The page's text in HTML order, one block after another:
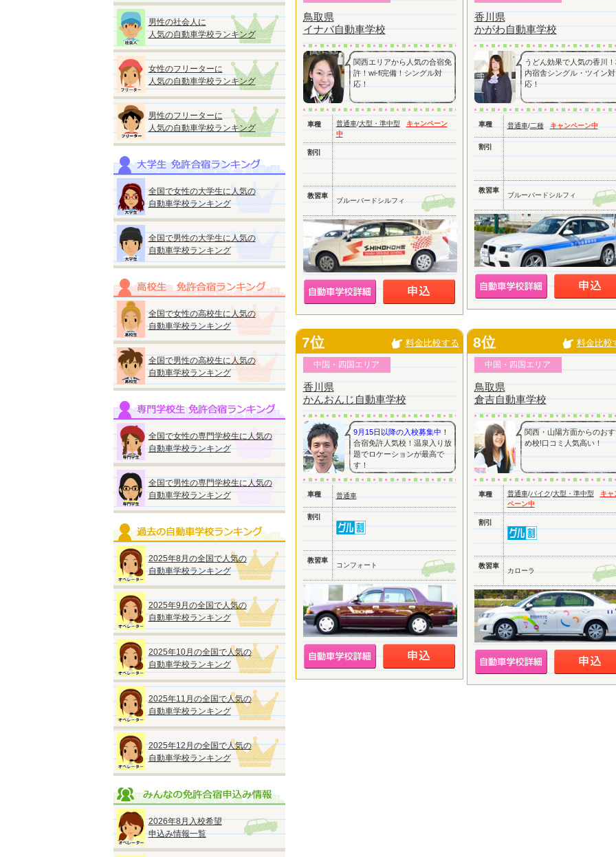
男性の社会人に
人気の自動車学校ランキング
女性のフリーターに
人気の自動車学校ランキング
男性のフリーターに
人気の自動車学校ランキング
全国で女性の大学生に人気の
自動車学校ランキング
全国で男性の大学生に人気の
自動車学校ランキング
全国で女性の高校生に人気の
自動車学校ランキング
全国で男性の高校生に人気の
自動車学校ランキング
全国で女性の専門学校生に人気の
自動車学校ランキング
全国で男性の専門学校生に人気の
自動車学校ランキング
2025年8月の全国で人気の
自動車学校ランキング
2025年9月の全国で人気の
自動車学校ランキング
2025年10月の全国で人気の
自動車学校ランキング
2025年11月の全国で人気の
自動車学校ランキング
2025年12月の全国で人気の
自動車学校ランキング
2026年8月入校希望
申込み情報一覧
鳥取県
イナバ自動車学校
関西エリアから人気の合宿免
許！wi-fi完備！シングル対
応！
車種 普通車/大型・準中型
キャンペーン
中
割引
教習車
ブルーバードシルフィ
香川県
かがわ自動車学校
うどん効果で人気の香川
内宿舎シングル・ツイン対
応！
車種 普通車/二種 キャンペーン中
割引
教習車
ブルーバードシルフィ
7位 料金比較する
中国・四国エリア
香川県
かんおんじ自動車学校
9月15日以降の入校募集中！
合宿免許人気校！温泉入り放
題でロケーションが最高で
す！
車種 普通車
割引
教習車
コンフォート
8位 料金比較
中国・四国エリア
鳥取県
倉吉自動車学校
関西・山陽方面からのお
め校!口コミ人気高い！
車種 普通車/バイク/大型・準中型
キャ
ペーン中
割引
教習車
カローラ